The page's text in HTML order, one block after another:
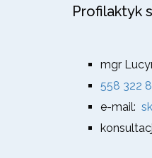
Profilaktyk
mgr
558 322
e-mail: